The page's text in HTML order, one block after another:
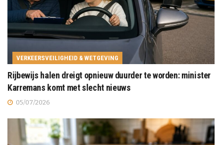
VERKEERSVEILIGHEID & WETGEVING
Rijbewijs halen dreigt opnieuw duurder te worden: minister
Karremans komt met slecht nieuws
05/07/2026